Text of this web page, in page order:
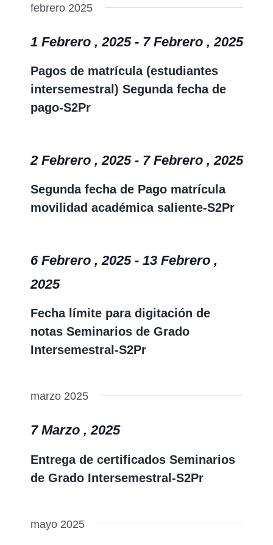
febrero 2025
Pagos de matrícula (estudiantes
intersemestral) Segunda fecha de
pago-S2Pr
1 Febrero , 2025- 7 Febrero , 2025
Segunda fecha de Pago matrícula
movilidad académica saliente-S2Pr
2 Febrero , 2025- 7 Febrero , 2025
Fecha límite para digitación de
notas Seminarios de Grado
Intersemestral-S2Pr
6 Febrero , 2025- 13 Febrero ,
2025
marzo 2025
Entrega de certificados Seminarios
de Grado Intersemestral-S2Pr
7 Marzo , 2025
mayo 2025